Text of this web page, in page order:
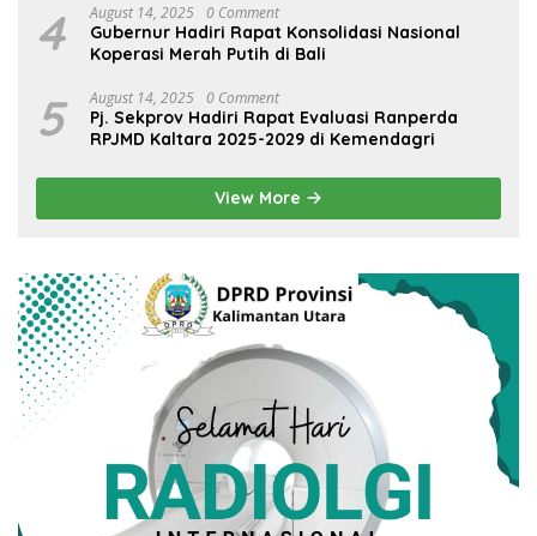
4 August 14, 2025 0 Comment
Gubernur Hadiri Rapat Konsolidasi Nasional
Koperasi Merah Putih di Bali
5 August 14, 2025 0 Comment
Pj. Sekprov Hadiri Rapat Evaluasi Ranperda
RPJMD Kaltara 2025-2029 di Kemendagri
View More